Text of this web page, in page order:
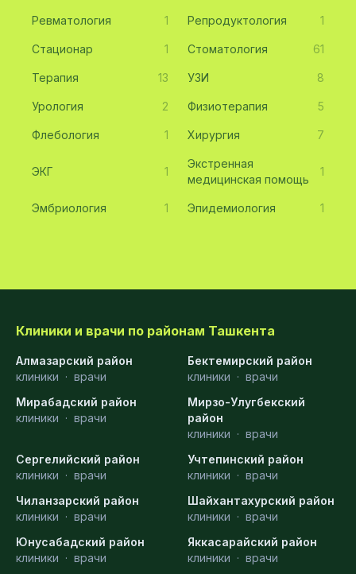
Ревматология 1 Репродуктология 1
Стационар 1 Стоматология 61
Терапия 13 УЗИ 8
Урология 2 Физиотерапия 5
Флебология 1 Хирургия 7
ЭКГ 1
Экстренная
медицинская помощь
1
Эмбриология 1 Эпидемиология 1
Клиники и врачи по районам Ташкента
Алмазарский район
клиники · врачи
Бектемирский район
клиники · врачи
Мирабадский район
клиники · врачи
Мирзо-Улугбекский
район
клиники · врачи
Сергелийский район
клиники · врачи
Учтепинский район
клиники · врачи
Чиланзарский район
клиники · врачи
Шайхантахурский район
клиники · врачи
Юнусабадский район
клиники · врачи
Яккасарайский район
клиники · врачи